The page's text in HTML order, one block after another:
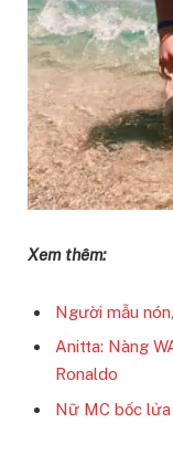
Xem thêm:
Người mẫu
Anitta: Nàng
Ronaldo
Nữ MC bốc